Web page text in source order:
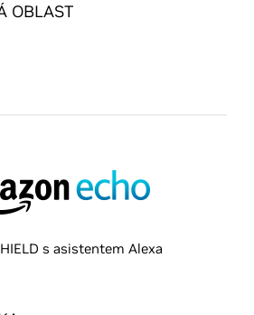
OBLAST
s asistentem Alexa